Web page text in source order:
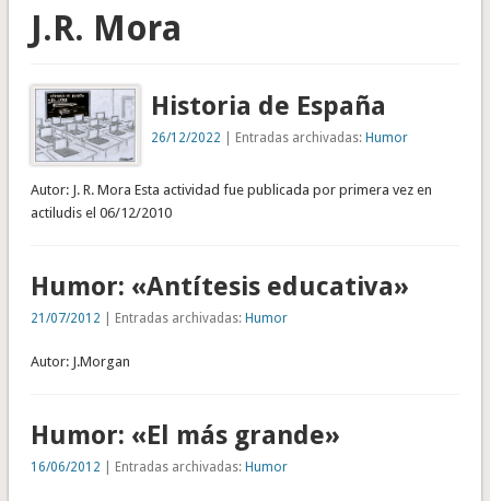
J.R. Mora
Historia de España
26/12/2022 | Entradas archivadas:Humor
Autor: J. R. Mora Esta actividad fue publicada por primera vez en
actiludis el 06/12/2010
Humor: «Antítesis educativa»
21/07/2012 | Entradas archivadas: Humor
Autor: J.Morgan
Humor: «El más grande»
16/06/2012 | Entradas archivadas: Humor